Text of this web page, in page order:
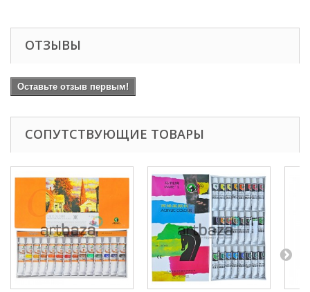
ОТЗЫВЫ
Оставьте отзыв первым!
СОПУТСТВУЮЩИЕ ТОВАРЫ